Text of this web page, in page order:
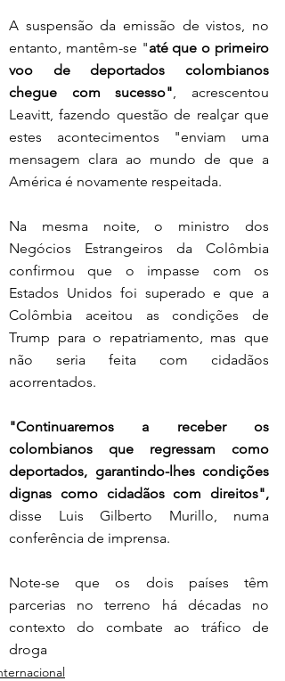
A suspensão da emissão de vistos, no
entanto, mantêm-se "até que o primeiro
voo de deportados colombianos
chegue com sucesso", acrescentou
Leavitt, fazendo questão de realçar que
estes acontecimentos "enviam uma
mensagem clara ao mundo de que a
América é novamente respeitada.
Na mesma noite, o ministro dos
Negócios Estrangeiros da Colômbia
confirmou que o impasse com os
Estados Unidos foi superado e que a
Colômbia aceitou as condições de
Trump para o repatriamento, mas que
não seria feita com cidadãos
acorrentados.
"Continuaremos a receber os
colombianos que regressam como
deportados, garantindo-lhes condições
disse Luis Gilberto Murillo, numa
conferência de imprensa.
Note-se que os dois países têm
parcerias no terreno há décadas no
contexto do combate ao tráfico de
droga